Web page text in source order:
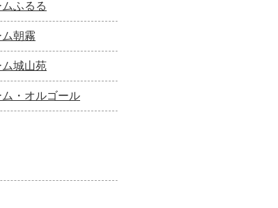
ふるる
朝霧
城山苑
・オルゴール